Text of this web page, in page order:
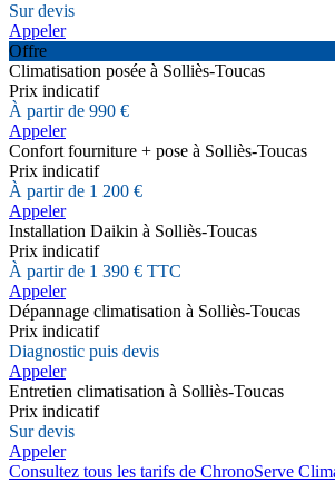
Sur devis
Appeler
Offre
Climatisation posée à Solliès-Toucas
Prix indicatif
À partir de 990 €
Appeler
Confort fourniture + pose à Solliès-Toucas
Prix indicatif
À partir de 1 200 €
Appeler
Installation Daikin à Solliès-Toucas
Prix indicatif
À partir de 1 390 € TTC
Appeler
Dépannage climatisation à Solliès-Toucas
Prix indicatif
Diagnostic puis devis
Appeler
Entretien climatisation à Solliès-Toucas
Prix indicatif
Sur devis
Appeler
Consultez tous les tarifs de ChronoServe